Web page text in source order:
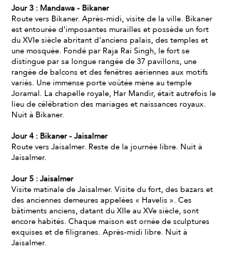
Jour 3 : Mandawa - Bikaner
Route vers Bikaner. Après-midi, visite de la ville. Bikaner
est entourée d'imposantes murailles et possède un fort
du XVIe siècle abritant d'anciens palais, des temples et
une mosquée. Fondé par Raja Rai Singh, le fort se
distingue par sa longue rangée de 37 pavillons, une
rangée de balcons et des fenêtres aériennes aux motifs
variés. Une immense porte voûtée mène au temple
Joramal. La chapelle royale, Har Mandir, était autrefois le
lieu de célébration des mariages et naissances royaux.
Nuit à Bikaner.
Jour 4 : Bikaner - Jaisalmer
Route vers Jaisalmer. Reste de la journée libre. Nuit à
Jaisalmer.
Jour 5 : Jaisalmer
Visite matinale de Jaisalmer. Visite du fort, des bazars et
des anciennes demeures appelées « Havelis ». Ces
bâtiments anciens, datant du XIIe au XVe siècle, sont
encore habités. Chaque maison est ornée de sculptures
exquises et de filigranes. Après-midi libre. Nuit à
Jaisalmer.